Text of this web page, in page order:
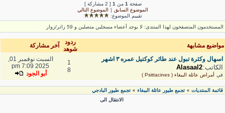
صفحة1 من [ 2 مشاركة ]
الموضوع السابق| الموضوع التالي
تقييم الموضوع:
المستخدمون المتصفحون لهذا المنتدى: لا يوجد أعضاء مسجلين متصلين و 59 زائر/زوار
مشابهة
ردود
شوهد
آخر مشاركة
اسهال وكثرة تبول عند طائر كوكتيل عمره ٣ اشهر
الكاتب:Alasaal2
في أمراض عائلة الببغاء ( Psittacines )
1
8
السبت نوفمبر 01,
2025 7:09 pm
أبو الجود
قائمة المنتديات» تجمع طيور عائلة الببغاء» تجمع طيور البادجي
الانتقال الى